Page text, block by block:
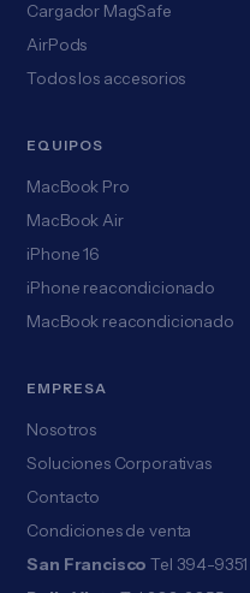
Cargador MagSafe
AirPods
Todos los accesorios
EQUIPOS
MacBook Pro
MacBook Air
iPhone 16
iPhone reacondicionado
MacBook reacondicionado
EMPRESA
Nosotros
Soluciones Corporativas
Contacto
Condiciones de venta
San Francisco Tel 394-9351